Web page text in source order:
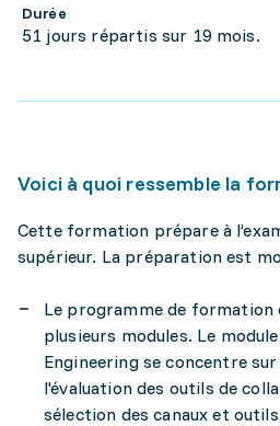
Durée
51 jours répartis sur 19 mois.
Voici à quoi ressemble la
Cette formation prépare à
supérieur. La préparation est
Le programme de
plusieurs modules. Le
Engineering se concentre
l'évaluation des outils de
sélection des canaux et